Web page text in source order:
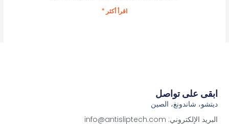
اقرأ أكثر "
ابقى على تواصل
ديتشو، شاندونغ، الصين
البريد الإلكتروني: info@antisliptech.com